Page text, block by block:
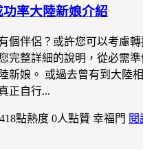
率大陸新娘介紹
個伴侶？或許您可以考慮
完整詳細的說明，從必需
新娘。 或過去曾有到大陸
正自行...
點熱度 0人點贊 幸福門 閱